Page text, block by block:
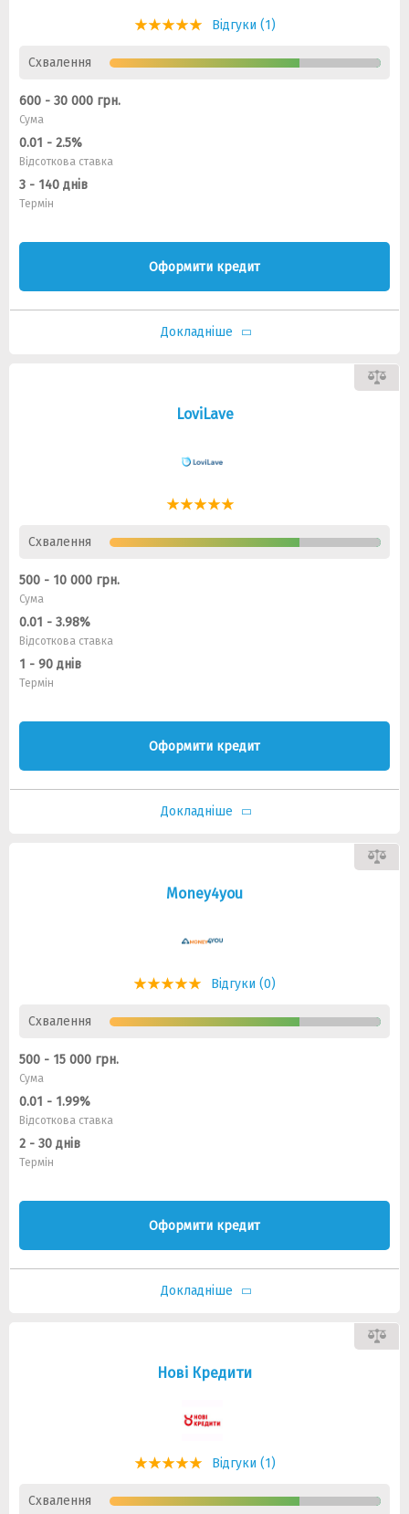
Відгуки (1)
Схвалення
600 - 30 000 грн.
Сума
0.01 - 2.5%
Відсоткова ставка
3 - 140 днів
Термін
Оформити кредит
Докладніше
LoviLave
Схвалення
500 - 10 000 грн.
Сума
0.01 - 3.98%
Відсоткова ставка
1 - 90 днів
Термін
Оформити кредит
Докладніше
Money4you
Відгуки (0)
Схвалення
500 - 15 000 грн.
Сума
0.01 - 1.99%
Відсоткова ставка
2 - 30 днів
Термін
Оформити кредит
Докладніше
Нові Кредити
Відгуки (1)
Схвалення